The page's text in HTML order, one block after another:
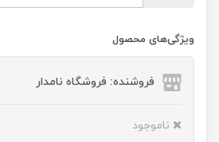
ویژگی‌های محصول
فروشنده: فروشگاه نامدار
ناموجود